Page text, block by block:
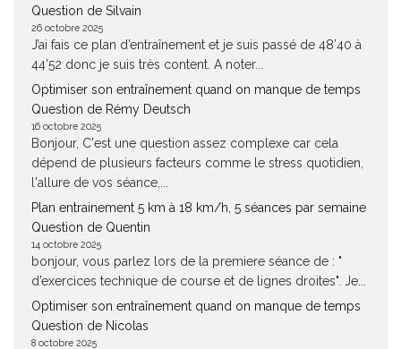
Question de Silvain
26 octobre 2025
J’ai fais ce plan d’entraînement et je suis passé de 48’40 à
44’52 donc je suis très content. A noter...
Optimiser son entraînement quand on manque de temps
Question de Rémy Deutsch
16 octobre 2025
Bonjour, C'est une question assez complexe car cela
dépend de plusieurs facteurs comme le stress quotidien,
l'allure de vos séance,...
Plan entrainement 5 km à 18 km/h, 5 séances par semaine
Question de Quentin
14 octobre 2025
bonjour, vous parlez lors de la premiere séance de : "
d’exercices technique de course et de lignes droites". Je...
Optimiser son entraînement quand on manque de temps
Question de Nicolas
8 octobre 2025